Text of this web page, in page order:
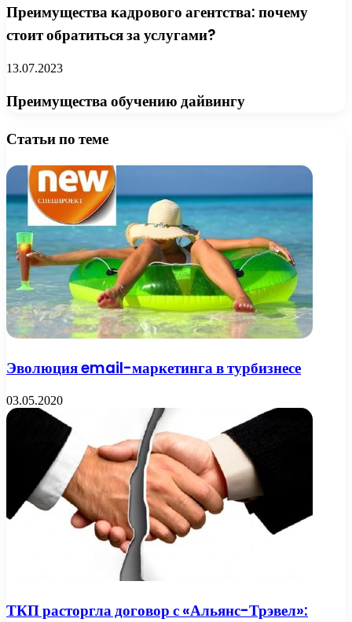
Преимущества кадрового агентства: почему
стоит обратиться за услугами?
13.07.2023
Преимущества обучению дайвингу
Статьи по теме
Эволюция email-маркетинга в турбизнесе
03.05.2020
ТКП расторгла договор с «Альянс-Трэвел»: